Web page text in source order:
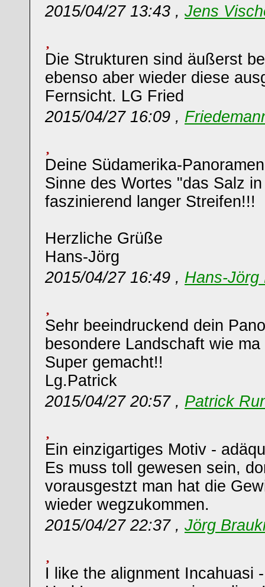
2015/04/27 13:43 , Jens
Die Strukturen sind äußerst
ebenso aber wieder diese
Fernsicht. LG Fried
2015/04/27 16:09 ,
Deine Südamerika-
Sinne des Wortes "das Salz
faszinierend langer Streifen!!!
Herzliche Grüße
Hans-Jörg
2015/04/27 16:49 , Hans-Jörg
Sehr beeindruckend dein
besondere Landschaft wie
Super gemacht!!
Lg.Patrick
2015/04/27 20:57 , Patrick
Ein einzigartiges Motiv -
Es muss toll gewesen sein,
vorausgestzt man hat die
wieder wegzukommen.
2015/04/27 22:37 , Jörg
I like the alignment Incahuasi